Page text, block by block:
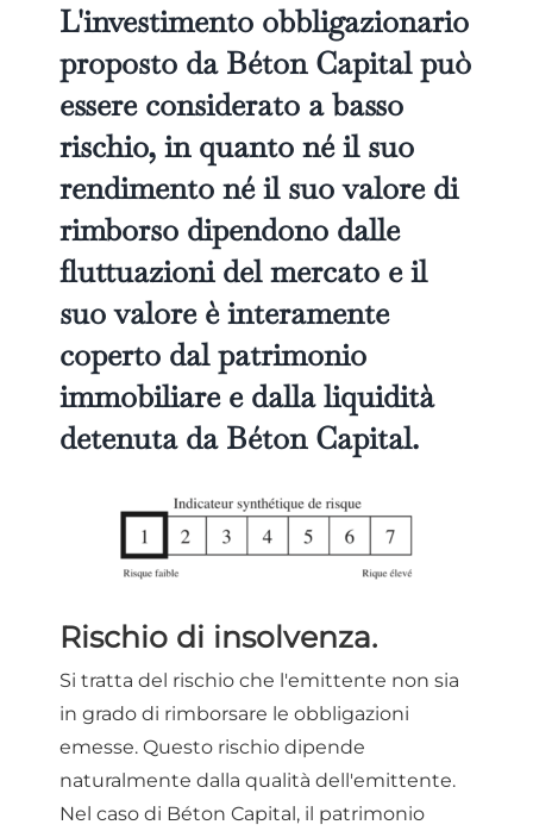
L'investimento obbligazionario
proposto da Béton Capital può
essere considerato a basso
rischio, in quanto né il suo
rendimento né il suo valore di
rimborso dipendono dalle
fluttuazioni del mercato e il
suo valore è interamente
coperto dal patrimonio
immobiliare e dalla liquidità
detenuta da Béton Capital.
Rischio di insolvenza.
Si tratta del rischio che l'emittente non sia
in grado di rimborsare le obbligazioni
emesse. Questo rischio dipende
naturalmente dalla qualità dell'emittente.
Nel caso di Béton Capital, il patrimonio